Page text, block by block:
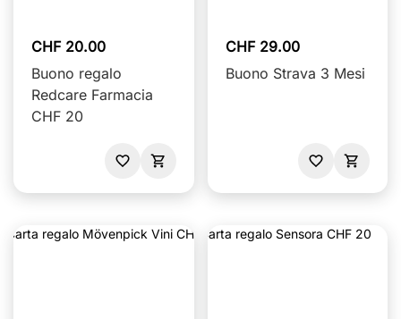
CHF 20.00
Buono regalo
Redcare Farmacia
CHF 20
CHF 29.00
Buono Strava 3 Mesi